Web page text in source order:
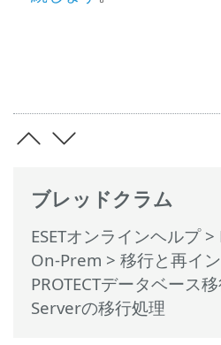
ブレッドクラム
ESETオンラインヘルプ>
On-Prem > 移行と再イ
PROTECTデータベース
Serverの移行処理